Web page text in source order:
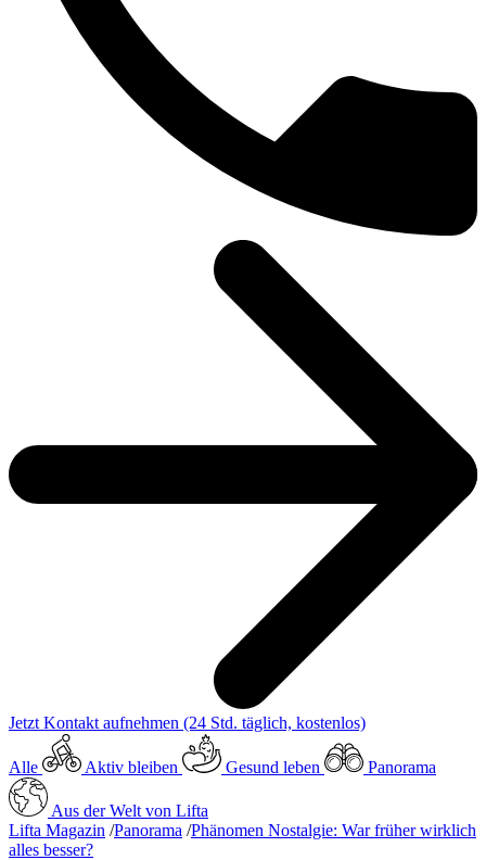
Jetzt Kontakt aufnehmen (24 Std. täglich, kostenlos)
Alle Aktiv bleiben Gesund leben Panorama
Aus der Welt von Lifta
Lifta Magazin /Panorama /Phänomen Nostalgie: War früher wirklich
alles besser?